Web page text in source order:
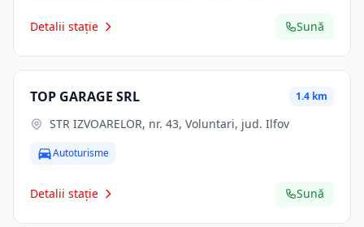
Detalii stație Sună
TOP GARAGE SRL 1.4 km
STR IZVOARELOR, nr. 43, Voluntari, jud. Ilfov
Autoturisme
Detalii stație Sună